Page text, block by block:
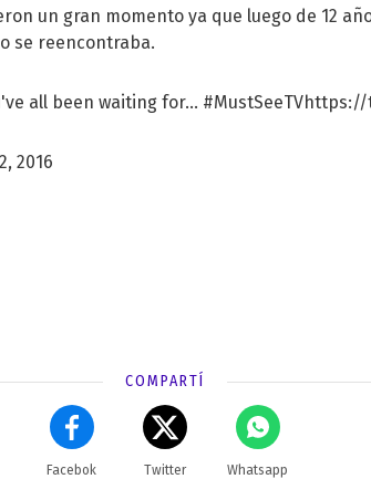
un gran momento ya que luego de 12
se reencontraba.
all been waiting for... #MustSeeTVhttps://
2016
COMPARTÍ
Facebok Twitter Whatsapp